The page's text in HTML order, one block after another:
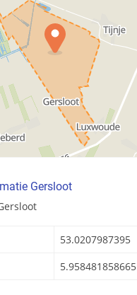
Gersloot
53.0207987395
5.958481858665